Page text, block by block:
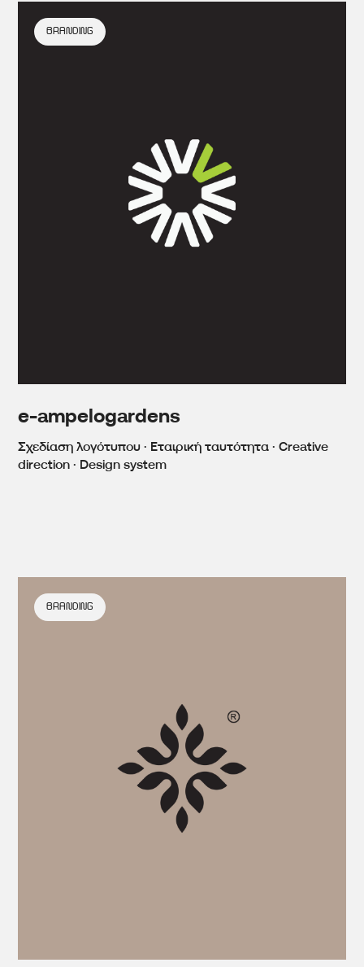
e-ampelogardens
Σχεδίαση λογότυπου · Εταιρική ταυτότητα · Creative
direction · Design system
BRANDING
BRANDING